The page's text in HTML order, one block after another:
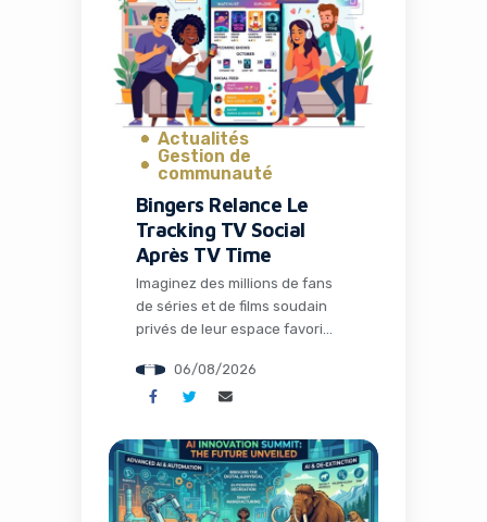
la façon dont les entrepreneurs
et les développeurs lancent et
gèrent […]
Actualités
Gestion de
communauté
Bingers Relance Le
Tracking TV Social
Après TV Time
Imaginez des millions de fans
de séries et de films soudain
privés de leur espace favori
partager memes et suivre leurs
visionnages en communauté.
passé avec la fermeture de TV
Time, une application culte qui
avait conquis plus de 26
millions d’installations. Mais
06/08/2026